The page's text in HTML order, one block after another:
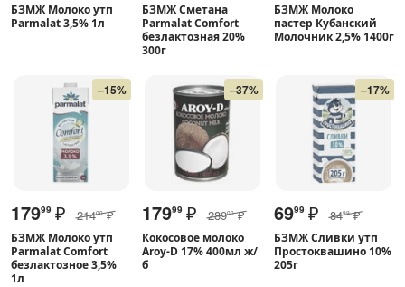
БЗМЖ Молоко утп
Parmalat 3,5% 1л
БЗМЖ Cметана
Parmalat Comfort
безлактозная 20%
300г
БЗМЖ Молоко
пастер Кубанский
Молочник 2,5% 1400г
–15%
17999 ₽ 21400 ₽
БЗМЖ Молоко утп
Parmalat Comfort
безлактозное 3,5%
1л
–37%
17999 ₽ 28900 ₽
Кокосовое молоко
Aroy-D 17% 400мл ж/
б
–17%
6999 ₽ 8499 ₽
БЗМЖ Сливки утп
Простоквашино 10%
205г